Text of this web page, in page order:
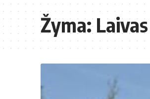
Žyma:Laivas